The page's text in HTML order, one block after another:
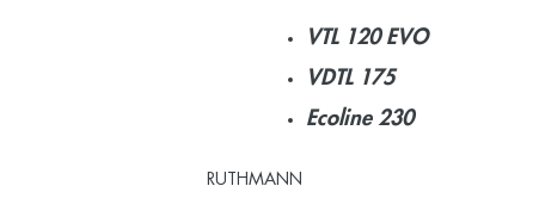
VTL 120 EVO
VDTL 175
Ecoline 230
RUTHMANN